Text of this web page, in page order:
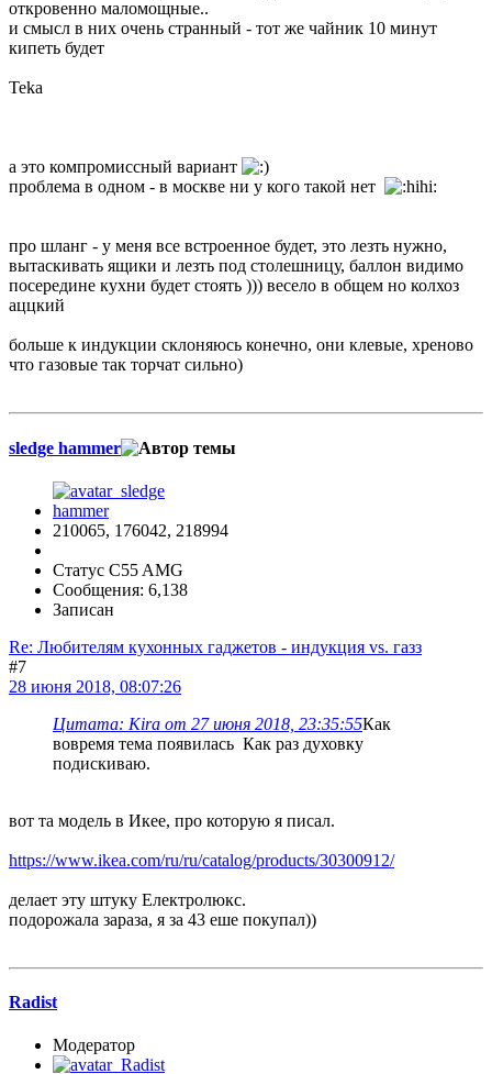
откровенно маломощные..
и смысл в них очень странный - тот же чайник 10 минут
кипеть будет
Teka
а это компромиссный вариант
проблема в одном - в москве ни у кого такой нет
про шланг - у меня все встроенное будет, это лезть нужно,
вытаскивать ящики и лезть под столешницу, баллон видимо
посередине кухни будет стоять ))) весело в общем но колхоз
аццкий
больше к индукции склоняюсь конечно, они клевые, хреново
что газовые так торчат сильно)
sledge hammer
210065, 176042, 218994
Статус C55 AMG
Сообщения: 6,138
Записан
Re: Любителям кухонных гаджетов - индукция vs. газз
#7
28 июня 2018, 08:07:26
Цитата: Kira от 27 июня 2018, 23:35:55Как
вовремя тема появилась Как раз духовку
подискиваю.
вот та модель в Икее, про которую я писал.
https://www.ikea.com/ru/ru/catalog/products/30300912/
делает эту штуку Електролюкс.
подорожала зараза, я за 43 еше покупал))
Radist
Модератор